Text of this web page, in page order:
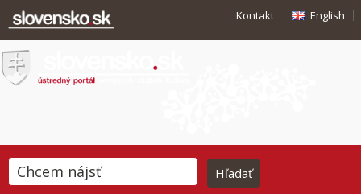
Kontakt English